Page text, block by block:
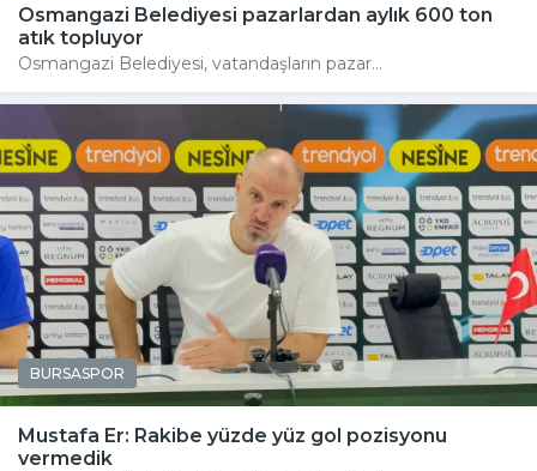
Osmangazi Belediyesi pazarlardan aylık 600 ton
atık topluyor
Osmangazi Belediyesi, vatandaşların pazar...
BURSASPOR
Mustafa Er: Rakibe yüzde yüz gol pozisyonu
vermedik